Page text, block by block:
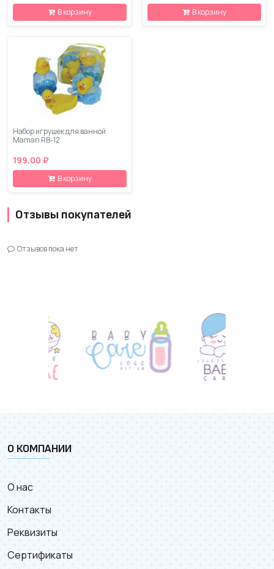
В корзину В корзину
Набор игрушек для ванной
Maman RB-12
199.00 ₽
В корзину
Отзывы покупателей
Отзывов пока нет
О КОМПАНИИ
О нас
Контакты
Реквизиты
Сертификаты